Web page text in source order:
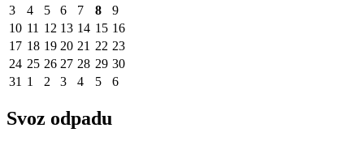
3
4 5 6 7 8
9
10 11 12 13 14 15 16
17 18 19 20 21 22 23
24 25 26 27 28 29 30
31 1 2 3 4 5 6
Svoz odpadu